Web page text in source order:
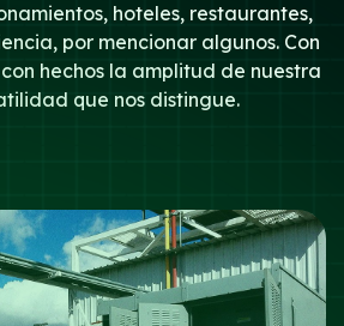
hoteles, restaurantes,
por mencionar algunos. Con
hechos la amplitud de nuestra
que nos distingue.